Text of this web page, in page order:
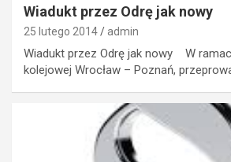
Wiadukt przez Odrę jak nowy
25 lutego 2014 admin
Wiadukt przez Odrę jak nowy W
kolejowej Wrocław – Poznań,